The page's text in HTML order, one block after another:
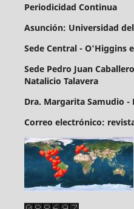
Periodicidad Continua
Asunción: Universidad
Sede Central - O'Higgins
Sede Pedro Juan
Natalicio Talavera
Dra. Margarita Samudio -
Correo electrónico: